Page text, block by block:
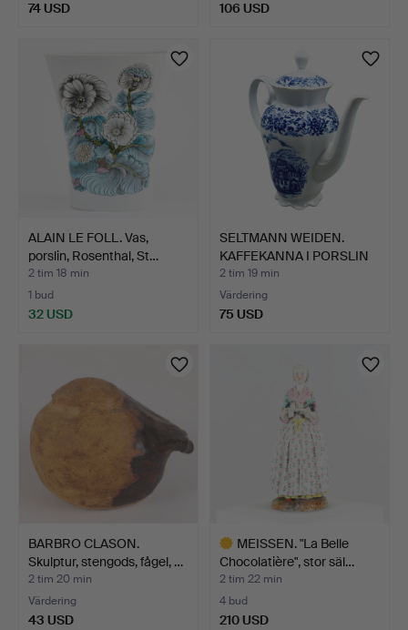
74 USD 106 USD
ALAIN LE FOLL. Vas,
porslin, Rosenthal, St…
2 tim 18 min
1 bud
32 USD
SELTMANN WEIDEN.
KAFFEKANNA I PORSLIN
UR S…
2 tim 19 min
Värdering
75 USD
BARBRO CLASON.
Skulptur, stengods, fågel, …
2 tim 20 min
Värdering
43 USD
MEISSEN. "La Belle
Chocolatière", stor säl…
2 tim 22 min
4 bud
210 USD